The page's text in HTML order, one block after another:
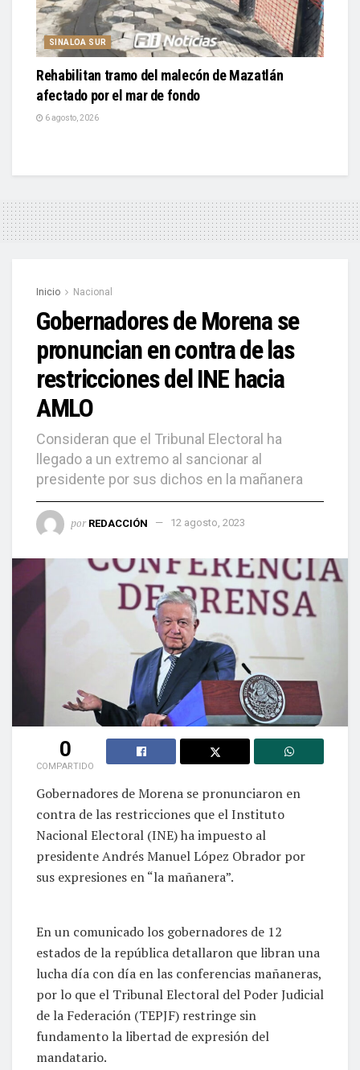
SINALOA SUR
Rehabilitan tramo del malecón de Mazatlán
afectado por el mar de fondo
6 agosto, 2026
Inicio Nacional
Gobernadores de Morena se
pronuncian en contra de las
restricciones del INE hacia
AMLO
Consideran que el Tribunal Electoral ha
llegado a un extremo al sancionar al
presidente por sus dichos en la mañanera
por REDACCIÓN 12 agosto, 2023
0
COMPARTIDO
Gobernadores de Morena se pronunciaron en
contra de las restricciones que el Instituto
Nacional Electoral (INE) ha impuesto al
presidente Andrés Manuel López Obrador por
sus expresiones en “la mañanera”.
En un comunicado los gobernadores de 12
estados de la república detallaron que libran una
lucha día con día en las conferencias mañaneras,
por lo que el Tribunal Electoral del Poder Judicial
de la Federación (TEPJF) restringe sin
fundamento la libertad de expresión del
mandatario.